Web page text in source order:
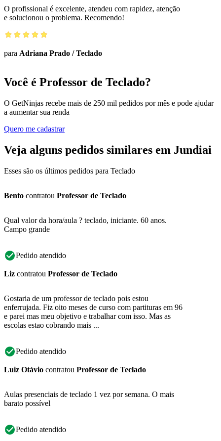
O profissional é excelente, atendeu com rapidez, atenção
e solucionou o problema. Recomendo!
para Adriana Prado /Teclado
Você é Professor de Teclado?
O GetNinjas recebe mais de 250 mil pedidos por mês e pode ajudar
a aumentar sua renda
Quero me cadastrar
Veja alguns pedidos similares em Jundiai
Esses são os últimos pedidos para Teclado
Bento contratou Professor de Teclado
Qual valor da hora/aula ? teclado, iniciante. 60 anos.
Campo grande
Pedido atendido
Liz contratou Professor de Teclado
Gostaria de um professor de teclado pois estou
enferrujada. Fiz oito meses de curso com partituras em 96
e parei mas meu objetivo e trabalhar com isso. Mas as
escolas estao cobrando mais ...
Pedido atendido
Luiz Otávio contratou Professor de Teclado
Aulas presenciais de teclado 1 vez por semana. O mais
barato possível
Pedido atendido